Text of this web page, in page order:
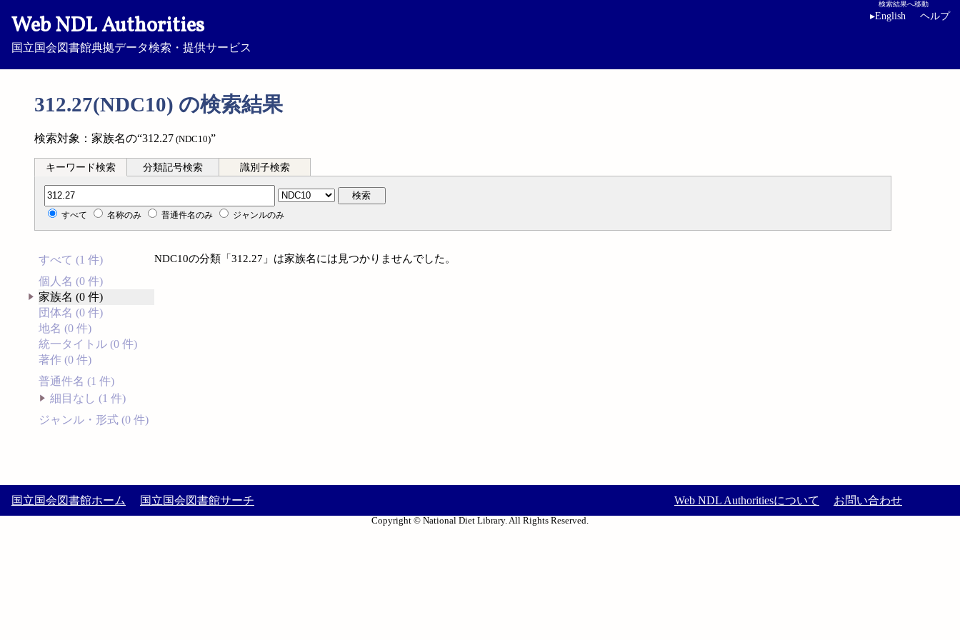
Web NDL Authorities
国立国会図書館典拠データ検索・提供サービス
検索結果へ移動
▸English ヘルプ
312.27(NDC10) の検索結果
検索対象：家族名の“312.27 (NDC10)”
キーワード検索 分類記号検索 識別子検索
分類記号検索 検索
すべて 名称のみ 普通件名のみ ジャンルのみ
すべて (1 件)
個人名 (0 件)
家族名 (0 件)
団体名 (0 件)
地名 (0 件)
統一タイトル (0 件)
著作 (0 件)
普通件名 (1 件)
細目なし (1 件)
ジャンル・形式 (0 件)
NDC10の分類「312.27」は家族名には見つかりませんでした。
国立国会図書館ホーム 国立国会図書館サーチ Web NDL Authoritiesについて お問い合わせ
Copyright © National Diet Library. All Rights Reserved.